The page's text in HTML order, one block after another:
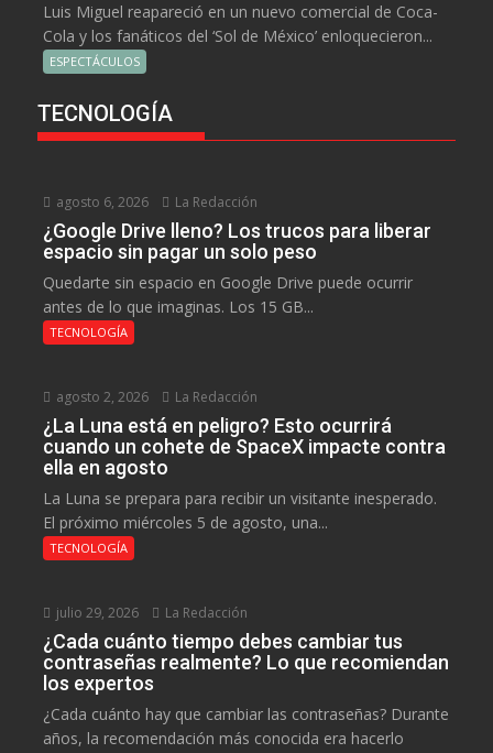
Luis Miguel reapareció en un nuevo comercial de Coca-
Cola y los fanáticos del ‘Sol de México’ enloquecieron...
ESPECTÁCULOS
TECNOLOGÍA
agosto 6, 2026 La Redacción
¿Google Drive lleno? Los trucos para liberar
espacio sin pagar un solo peso
Quedarte sin espacio en Google Drive puede ocurrir
antes de lo que imaginas. Los 15 GB...
TECNOLOGÍA
agosto 2, 2026 La Redacción
¿La Luna está en peligro? Esto ocurrirá
cuando un cohete de SpaceX impacte contra
ella en agosto
La Luna se prepara para recibir un visitante inesperado.
El próximo miércoles 5 de agosto, una...
TECNOLOGÍA
julio 29, 2026 La Redacción
¿Cada cuánto tiempo debes cambiar tus
contraseñas realmente? Lo que recomiendan
los expertos
¿Cada cuánto hay que cambiar las contraseñas? Durante
años, la recomendación más conocida era hacerlo